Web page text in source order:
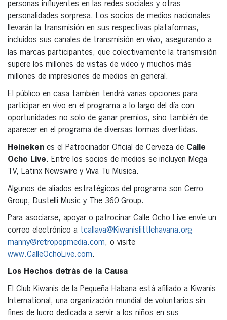
personas influyentes en las redes sociales y otras
personalidades sorpresa. Los socios de medios nacionales
llevarán la transmisión en sus respectivas plataformas,
incluidos sus canales de transmisión en vivo, asegurando a
las marcas participantes, que colectivamente la transmisión
supere los millones de vistas de video y muchos más
millones de impresiones de medios en general.
El público en casa también tendrá varias opciones para
participar en vivo en el programa a lo largo del día con
oportunidades no solo de ganar premios, sino también de
aparecer en el programa de diversas formas divertidas.
Heineken es el Patrocinador Oficial de Cerveza de Calle
Ocho Live. Entre los socios de medios se incluyen Mega
TV, Latinx Newswire y Viva Tu Musica.
Algunos de aliados estratégicos del programa son Cerro
Group, Dustelli Music y The 360 Group.
Para asociarse, apoyar o patrocinar Calle Ocho Live envíe un
correo electrónico a tcallava@Kiwanislittlehavana.org
manny@retropopmedia.com, o visite
www.CalleOchoLive.com.
Los Hechos detrás de la Causa
El Club Kiwanis de la Pequeña Habana está afiliado a Kiwanis
International, una organización mundial de voluntarios sin
fines de lucro dedicada a servir a los niños en sus